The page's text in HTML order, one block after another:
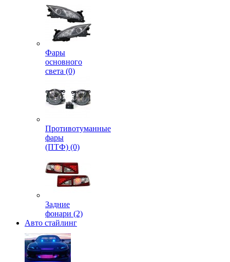
Фары
основного
света (0)
Противотуманные
фары
(ПТФ) (0)
Задние
фонари (2)
Авто стайлинг